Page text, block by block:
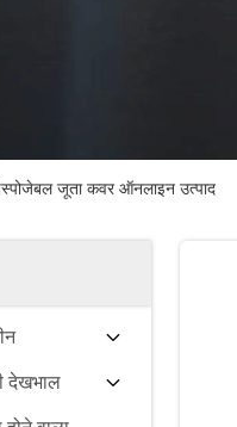
जूता कवर ऑनलाइन उत्पाद
देखभाल